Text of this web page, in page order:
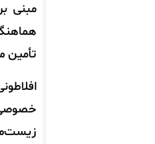
مبنی
تأمین